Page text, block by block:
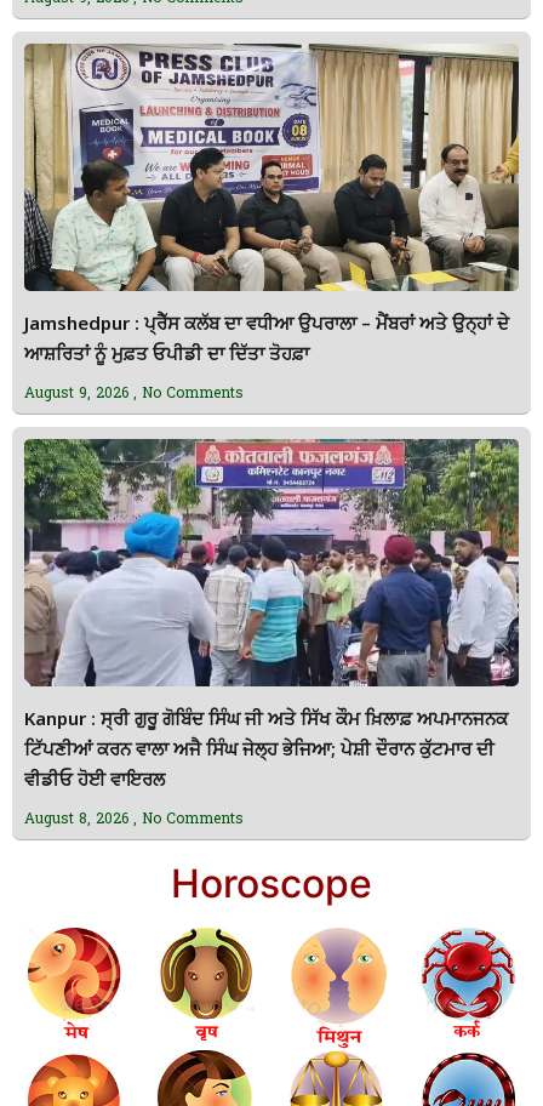
Jamshedpur : ਪ੍ਰੈੱਸ ਕਲੱਬ ਦਾ ਵਧੀਆ ਉਪਰਾਲਾ – ਮੈਂਬਰਾਂ ਅਤੇ ਉਨ੍ਹਾਂ ਦੇ
ਆਸ਼ਰਿਤਾਂ ਨੂੰ ਮੁਫ਼ਤ ਓਪੀਡੀ ਦਾ ਦਿੱਤਾ ਤੋਹਫ਼ਾ
August 9, 2026 No Comments
Kanpur : ਸ੍ਰੀ ਗੁਰੂ ਗੋਬਿੰਦ ਸਿੰਘ ਜੀ ਅਤੇ ਸਿੱਖ ਕੌਮ ਖ਼ਿਲਾਫ਼ ਅਪਮਾਨਜਨਕ
ਟਿੱਪਣੀਆਂ ਕਰਨ ਵਾਲਾ ਅਜੈ ਸਿੰਘ ਜੇਲ੍ਹ ਭੇਜਿਆ; ਪੇਸ਼ੀ ਦੌਰਾਨ ਕੁੱਟਮਾਰ ਦੀ
ਵੀਡੀਓ ਹੋਈ ਵਾਇਰਲ
August 8, 2026 No Comments
Horoscope